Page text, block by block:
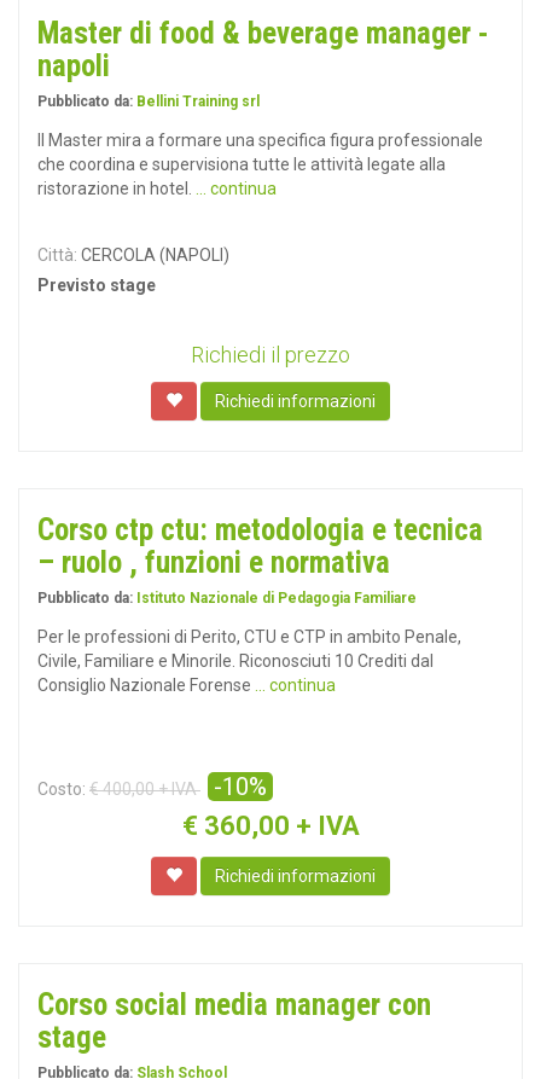
Master di food & beverage manager -
napoli
Pubblicato da: Bellini Training srl
Il Master mira a formare una specifica figura professionale
che coordina e supervisiona tutte le attività legate alla
ristorazione in hotel.
... continua
Città: CERCOLA (NAPOLI)
Previsto stage
Richiedi il prezzo
Richiedi informazioni
Corso ctp ctu: metodologia e tecnica
– ruolo , funzioni e normativa
Pubblicato da: Istituto Nazionale di Pedagogia Familiare
Per le professioni di Perito, CTU e CTP in ambito Penale,
Civile, Familiare e Minorile. Riconosciuti 10 Crediti dal
Consiglio Nazionale Forense
... continua
Costo: € 400,00 + IVA -10%
€ 360,00 + IVA
Richiedi informazioni
Corso social media manager con
stage
Pubblicato da: Slash School